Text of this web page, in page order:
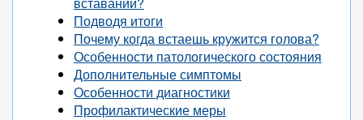
Подводя итоги
Почему когда встаешь кружится голова?
Особенности патологического состояния
Дополнительные симптомы
Особенности диагностики
Профилактические меры